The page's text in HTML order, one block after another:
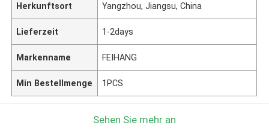
Herkunftsort Yangzhou, Jiangsu, China
Lieferzeit 1-2days
Markenname FEIHANG
Min Bestellmenge 1PCS
Sehen Sie mehr an